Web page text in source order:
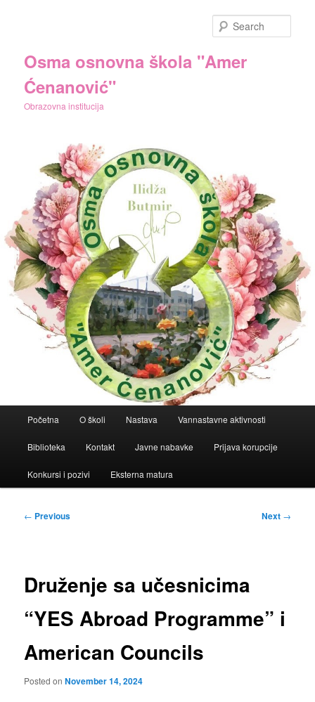
Osma osnovna škola "Amer
Ćenanović"
Obrazovna institucija
Početna O školi Nastava Vannastavne aktivnosti
Biblioteka Kontakt Javne nabavke Prijava korupcije
Konkursi i pozivi Eksterna matura
Post
← Previous Next →
Druženje sa učesnicima
“YES Abroad Programme” i
American Councils
Posted onNovember 14, 2024